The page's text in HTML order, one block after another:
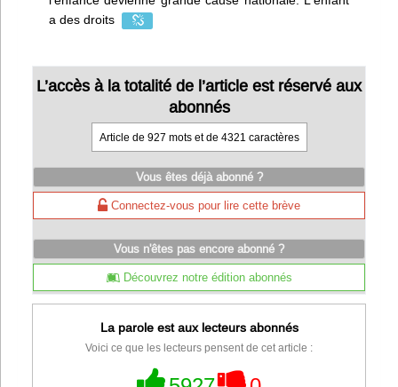
a des droits
L’accès à la totalité de l’article est réservé aux
abonnés
Article de 927 mots et de 4321 caractères
Vous êtes déjà abonné ?
Connectez-vous pour lire cette brève
Vous n'êtes pas encore abonné ?
Découvrez notre édition abonnés
La parole est aux lecteurs abonnés
Voici ce que les lecteurs pensent de cet article :